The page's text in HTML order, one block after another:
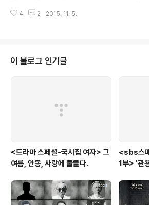
감동적 수상 소감으로 자신의 감회를 대신했다. 그의 말
후일담을 늘어놓을 수 있다면 그 보다 더 훈훈한 장면이
한 미사려구나, 애써 감동 코드가 없이도 그들의 존재
4 2 2015. 11. 5.
이 블로그 인기글
<드라마 스페셜-국시집 여자> 그
여름, 안동, 사랑에 물들다.
<sbs스
1부> '관